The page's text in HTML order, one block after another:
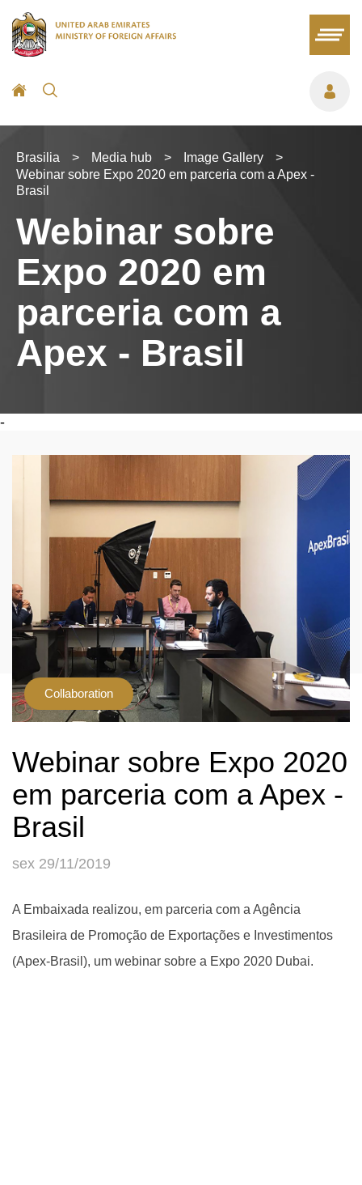
Brasilia > Media hub > Image Gallery
>
Webinar sobre Expo 2020 em parceria com a Apex -
Brasil
Webinar sobre
Expo 2020 em
parceria com a
Apex - Brasil
-
Collaboration
Webinar sobre Expo 2020
em parceria com a Apex -
Brasil
sex 29/11/2019
A Embaixada realizou, em parceria com a Agência
Brasileira de Promoção de Exportações e Investimentos
(Apex-Brasil), um webinar sobre a Expo 2020 Dubai.